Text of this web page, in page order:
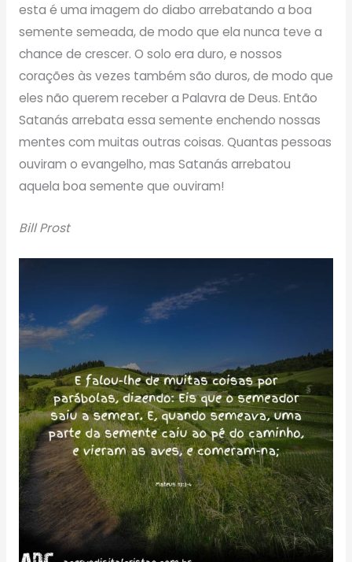
esta é uma imagem do diabo arrebatando a boa
semente semeada, de modo que ela nunca teve a
chance de crescer. O solo era duro, e nossos
corações às vezes também são duros, de modo que
eles não querem receber a Palavra de Deus. Então
Satanás arrebata essa semente enchendo nossas
mentes com muitas outras coisas. Quantas pessoas
ouviram o evangelho, mas Satanás arrebatou
aquela boa semente que ouviram!
Bill Prost